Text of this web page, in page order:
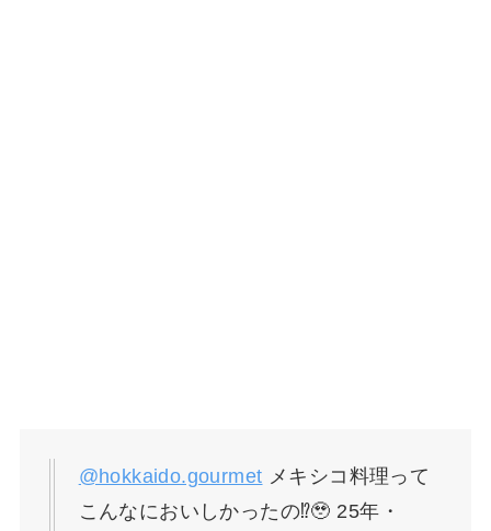
@hokkaido.gourmet メキシコ料理って
こんなにおいしかったの⁉🥹 25年・